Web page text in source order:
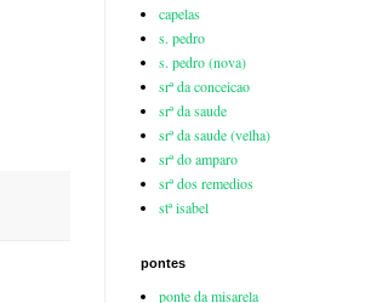
capelas
s. pedro
s. pedro (nova)
srª da conceicao
srª da saude
srª da saude (velha)
srª do amparo
srª dos remedios
stª isabel
pontes
ponte da misarela